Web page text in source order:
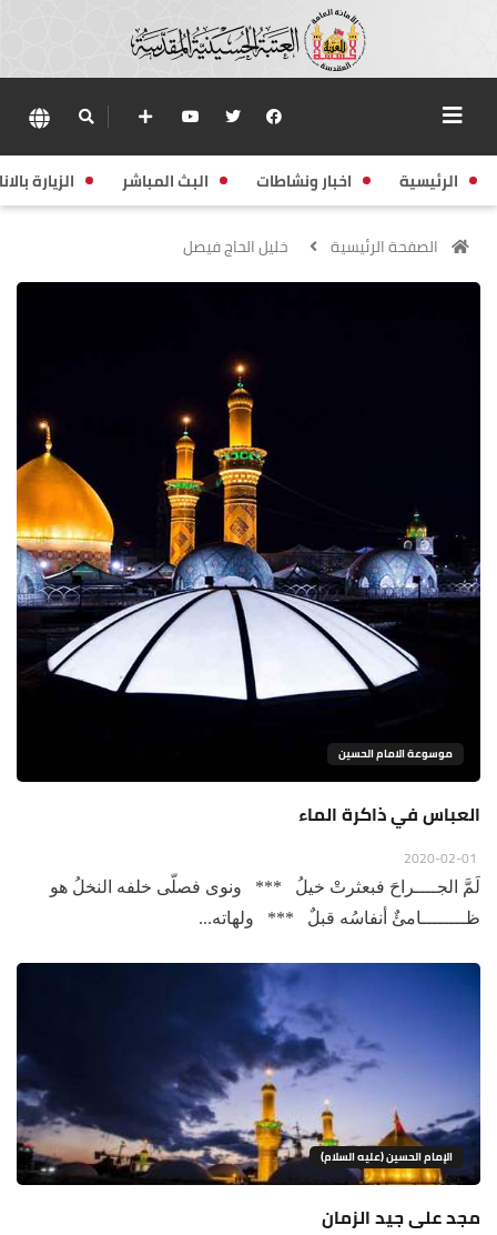
الرئيسية اخبار ونشاطات البث المباشر الزيارة
الصفحة الرئيسية خليل الحاج فيصل
موسوعة الامام الحسين
العباس في ذاكرة الماء
لَمَّ الجــــراحَ فبعثرتْ خيلُ *** ونوى فصلّى خلفه النخلُ هو
ظــــــــامئٌ أنفاسُه قبلٌ *** ولهاته...
الإمام الحسين (عليه السلام)
مجد على جيد الزمان